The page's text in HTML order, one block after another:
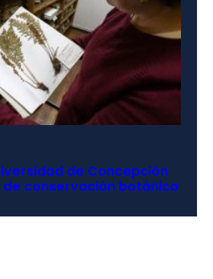
de Concepción
de conservación botánica